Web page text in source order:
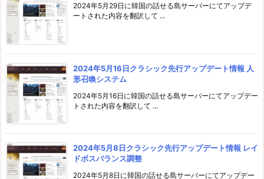
2024年5月29日に韓国の話せる島サーバーにてアップデ
ートされた内容を翻訳して ...
2024年5月16日クラシック先行アップデート情報 人
形召喚システム
2024年5月16日に韓国の話せる島サーバーにてアップデー
トされた内容を翻訳して ...
2024年5月8日クラシック先行アップデート情報 レイ
ドボスバランス調整
2024年5月8日に韓国の話せる島サーバーにてアップデー